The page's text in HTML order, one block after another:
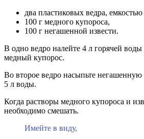
два пластиковых ведра, емкостью
100 г медного купороса,
100 г негашенной извести.
В одно ведро налейте 4 л горячей
медный купорос.
Во второе ведро насыпьте негашенную
5 л воды.
Когда растворы медного купороса и
необходимо смешать.
Имейте в виду,